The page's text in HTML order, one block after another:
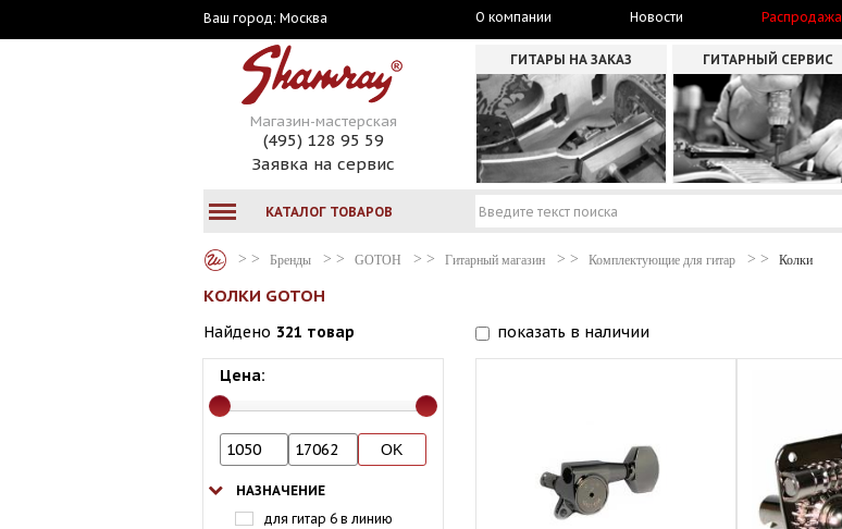
Ваш город: Москва О компании Новости Распродажа
Магазин-мастерская
(495) 128 95 59
Заявка на сервис
ГИТАРЫ НА ЗАКАЗ ГИТАРНЫЙ СЕРВИС
КАТАЛОГ ТОВАРОВ
Бренды GOTOH Гитарный магазин Комплектующие для гитар Колки
КОЛКИ GOTOH
Найдено 321 товар показать в наличии
Цена:
НАЗНАЧЕНИЕ
для гитар 6 в линию